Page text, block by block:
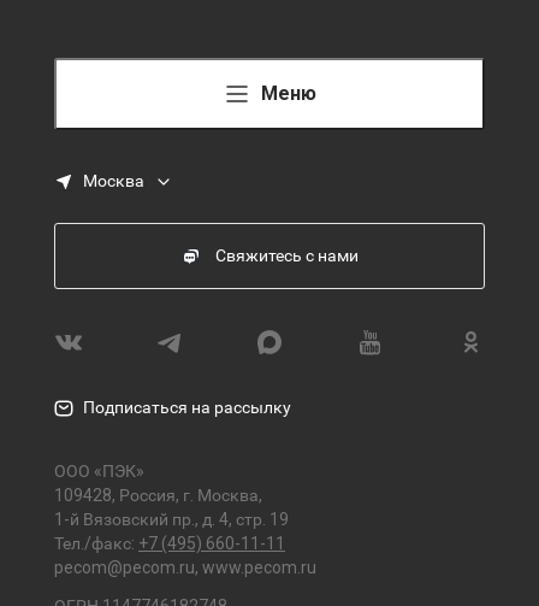
Меню
Москва
Свяжитесь с нами
Подписаться на рассылку
ООО «ПЭК»
109428, Россия, г. Москва,
1-й Вязовский пр., д. 4, стр. 19
Тел./факс: +7 (495) 660-11-11
pecom@pecom.ru, www.pecom.ru